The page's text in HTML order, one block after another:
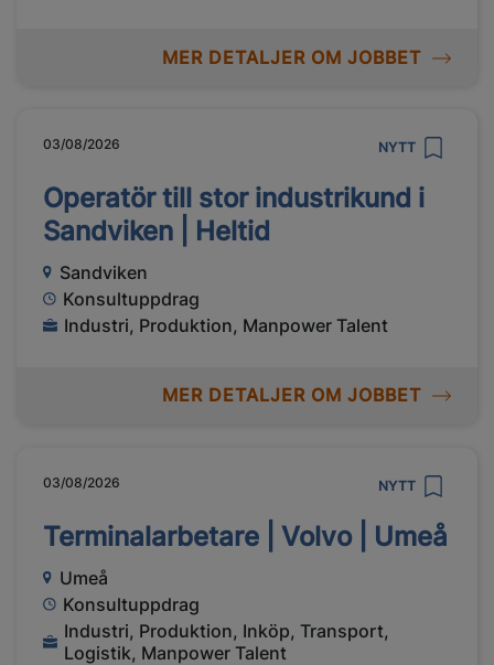
MER DETALJER OM JOBBET
03/08/2026 NYTT
Operatör till stor industrikund i
Sandviken | Heltid
Sandviken
Konsultuppdrag
Industri, Produktion, Manpower Talent
MER DETALJER OM JOBBET
03/08/2026 NYTT
Terminalarbetare | Volvo | Umeå
Umeå
Konsultuppdrag
Industri, Produktion, Inköp, Transport,
Logistik, Manpower Talent